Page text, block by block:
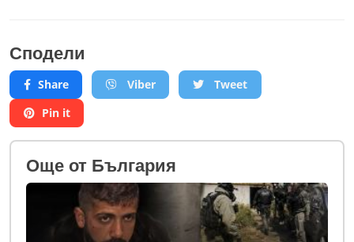
Сподели
Share Viber
Tweet
Pin it
Oще от България